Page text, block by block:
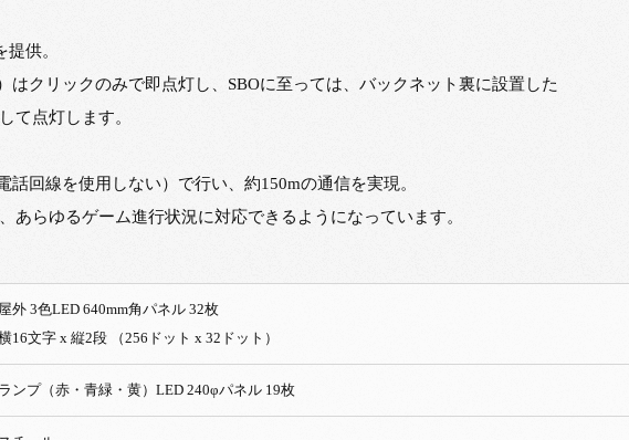
供。
はクリックのみで即点灯し、SBOに至っては、バックネット裏に設置した
て点灯します。
話回線を使用しない）で行い、約150mの通信を実現。
あらゆるゲーム進行状況に対応できるようになっています。
外 3色LED 640mm角パネル 32枚
16文字 x 縦2段 （256ドット x 32ドット）
ンプ（赤・青緑・黄）LED 240φパネル 19枚